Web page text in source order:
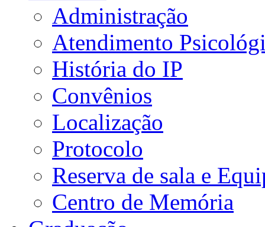
Administração
Atendimento
História do IP
Convênios
Localização
Protocolo
Reserva de sala e
Centro de Memória